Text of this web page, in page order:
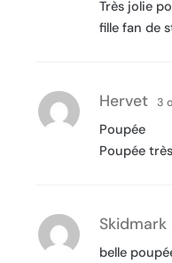
Très jolie
fille fan de
Hervet 3
Poupée
Poupée
Skidmark
belle